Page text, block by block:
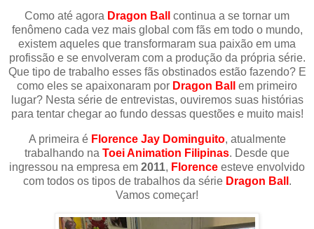
Como até agora Dragon Ball
continua a se tornar um
fenômeno cada vez mais global com fãs em todo o mundo,
existem aqueles que transformaram sua paixão em uma
profissão e se envolveram com a produção da própria série.
Que tipo de trabalho esses fãs obstinados estão fazendo? E
como eles se apaixonaram por Dragon Ball
em primeiro
lugar? Nesta série de entrevistas, ouviremos suas histórias
para tentar chegar ao fundo dessas questões e muito mais!
A primeira é Florence Jay Dominguito, atualmente
trabalhando na Toei Animation Filipinas. Desde que
ingressou na empresa em 2011, Florence esteve envolvido
com todos os tipos de trabalhos da série Dragon Ball .
Vamos começar!